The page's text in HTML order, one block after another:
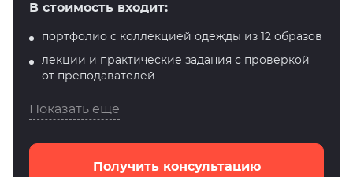
В стоимость входит:
портфолио с коллекцией одежды из 12 образов
лекции и практические задания с проверкой
от преподавателей
Показать еще
Получить консультацию